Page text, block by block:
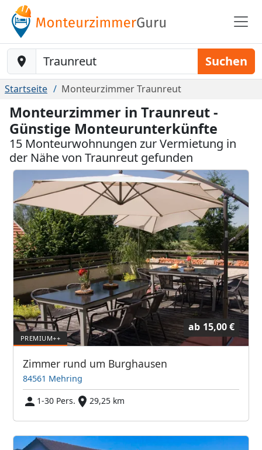
Baustelle-Location Suchen
Startseite Monteurzimmer Traunreut
Monteurzimmer in Traunreut -
Günstige Monteurunterkünfte
15 Monteurwohnungen zur Vermietung in
der Nähe von Traunreut gefunden
ab 15,00 €
Zimmer rund um Burghausen
84561 Mehring
1-30 Pers.
29,25 km